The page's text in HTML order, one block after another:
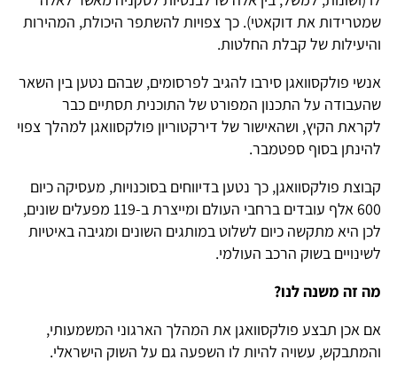
שמטרידות את דוקאטי). כך צפויות להשתפר היכולת, המהירות
והיעילות של קבלת החלטות.
אנשי פולקסוואגן סירבו להגיב לפרסומים, שבהם נטען בין השאר
שהעבודה על התכנון המפורט של התוכנית תסתיים כבר
לקראת הקיץ, ושהאישור של דירקטוריון פולקסוואגן למהלך צפוי
להינתן בסוף ספטמבר.
קבוצת פולקסוואגן, כך נטען בדיווחים בסוכנויות, מעסיקה כיום
600 אלף עובדים ברחבי העולם ומייצרת ב-119 מפעלים שונים,
לכן היא מתקשה כיום לשלוט במותגים השונים ומגיבה באיטיות
לשינויים בשוק הרכב העולמי.
מה זה משנה לנו?
אם אכן תבצע פולקסוואגן את המהלך הארגוני המשמעותי,
והמתבקש, עשויה להיות לו השפעה גם על השוק הישראלי.